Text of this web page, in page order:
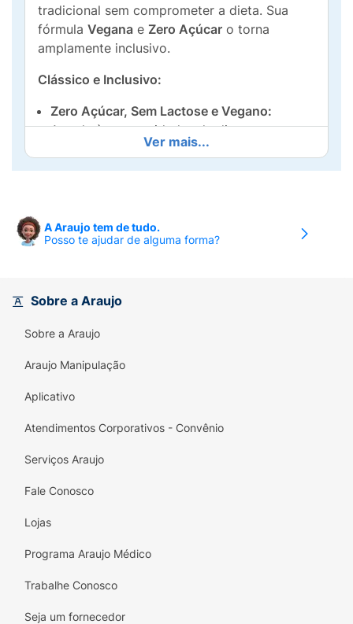
tradicional sem comprometer a dieta. Sua
fórmula Vegana e Zero Açúcar o torna
amplamente inclusivo.
Clássico e Inclusivo:
Zero Açúcar, Sem Lactose e Vegano:
Atende às necessidades de dietas com
restrição de açúcares, intolerância à lactose
e ao estilo de vida vegano.
Sabor Baunilha: O recheio suave e
levar para o trabalho, escola ou academia.
Atenção: Este produto é Alto em Gordura
Saturada.
Ver mais...
A Araujo tem de tudo.
Posso te ajudar de alguma forma?
Sobre a Araujo
Sobre a Araujo
Araujo Manipulação
Aplicativo
Atendimentos Corporativos - Convênio
Serviços Araujo
Fale Conosco
Lojas
Programa Araujo Médico
Trabalhe Conosco
Seja um fornecedor